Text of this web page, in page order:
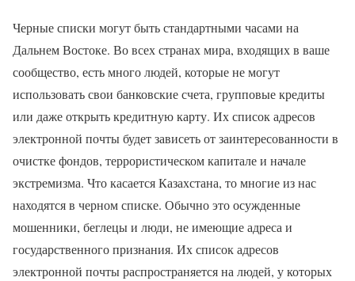
Черные списки могут быть стандартными часами на
Дальнем Востоке. Во всех странах мира, входящих в ваше
сообщество, есть много людей, которые не могут
использовать свои банковские счета, групповые кредиты
или даже открыть кредитную карту. Их список адресов
электронной почты будет зависеть от заинтересованности в
очистке фондов, террористическом капитале и начале
экстремизма. Что касается Казахстана, то многие из нас
находятся в черном списке. Обычно это осужденные
мошенники, беглецы и люди, не имеющие адреса и
государственного признания. Их список адресов
электронной почты распространяется на людей, у которых